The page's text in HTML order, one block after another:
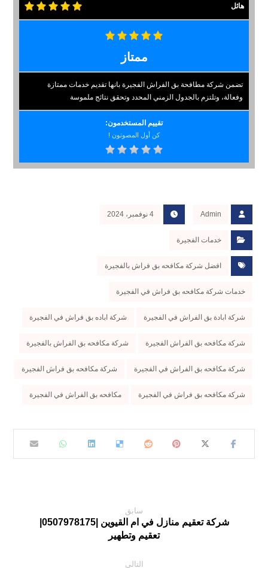
هائل
ممتاز
تضمن شركة مطافحة بق الفراش الفجيرة بانها تقديم خدمات ممتازة
وفعالة، وتلتزم بالجدول الزمني المحدد وتحقق نتائج ملموسة
تقييم المستخدمون:
كن أول المصوتون !
Admin 4 نوفمبر، 2024
خدمات الفجيرة
افضل شركة مكافحه بق فراش بالفجيرة
خدمات شركة مكافحه بق فراش في الفجيرة
شركة ابادة بق الفراش في الفجيرة شركة اباده بق فراش في الفجيرة
شركة مكافحه بق الفراش الفجيرة شركة مكافحه بق الفراش بالفجيرة
شركة مكافحه بق الفراش في الفجيرة شركة مكافحه بق فراش الفجيرة
شركة مكافحه بق فراش في الفجيرة مكافحه بق الفراش في الفجيرة
سابق
تعقيم وتطهير
التالي